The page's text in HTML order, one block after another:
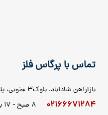
تماس با پرگاس فلز
بازارآهن شادآباد، بلوک3 جنوبی، پلاک 54. کد پستی: 1371883648
02166671284